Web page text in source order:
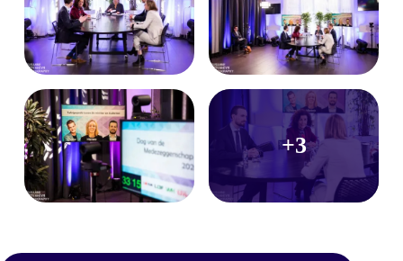
+3